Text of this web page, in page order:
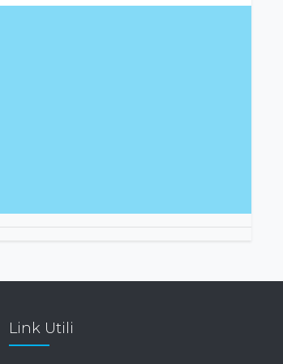
Link Utili